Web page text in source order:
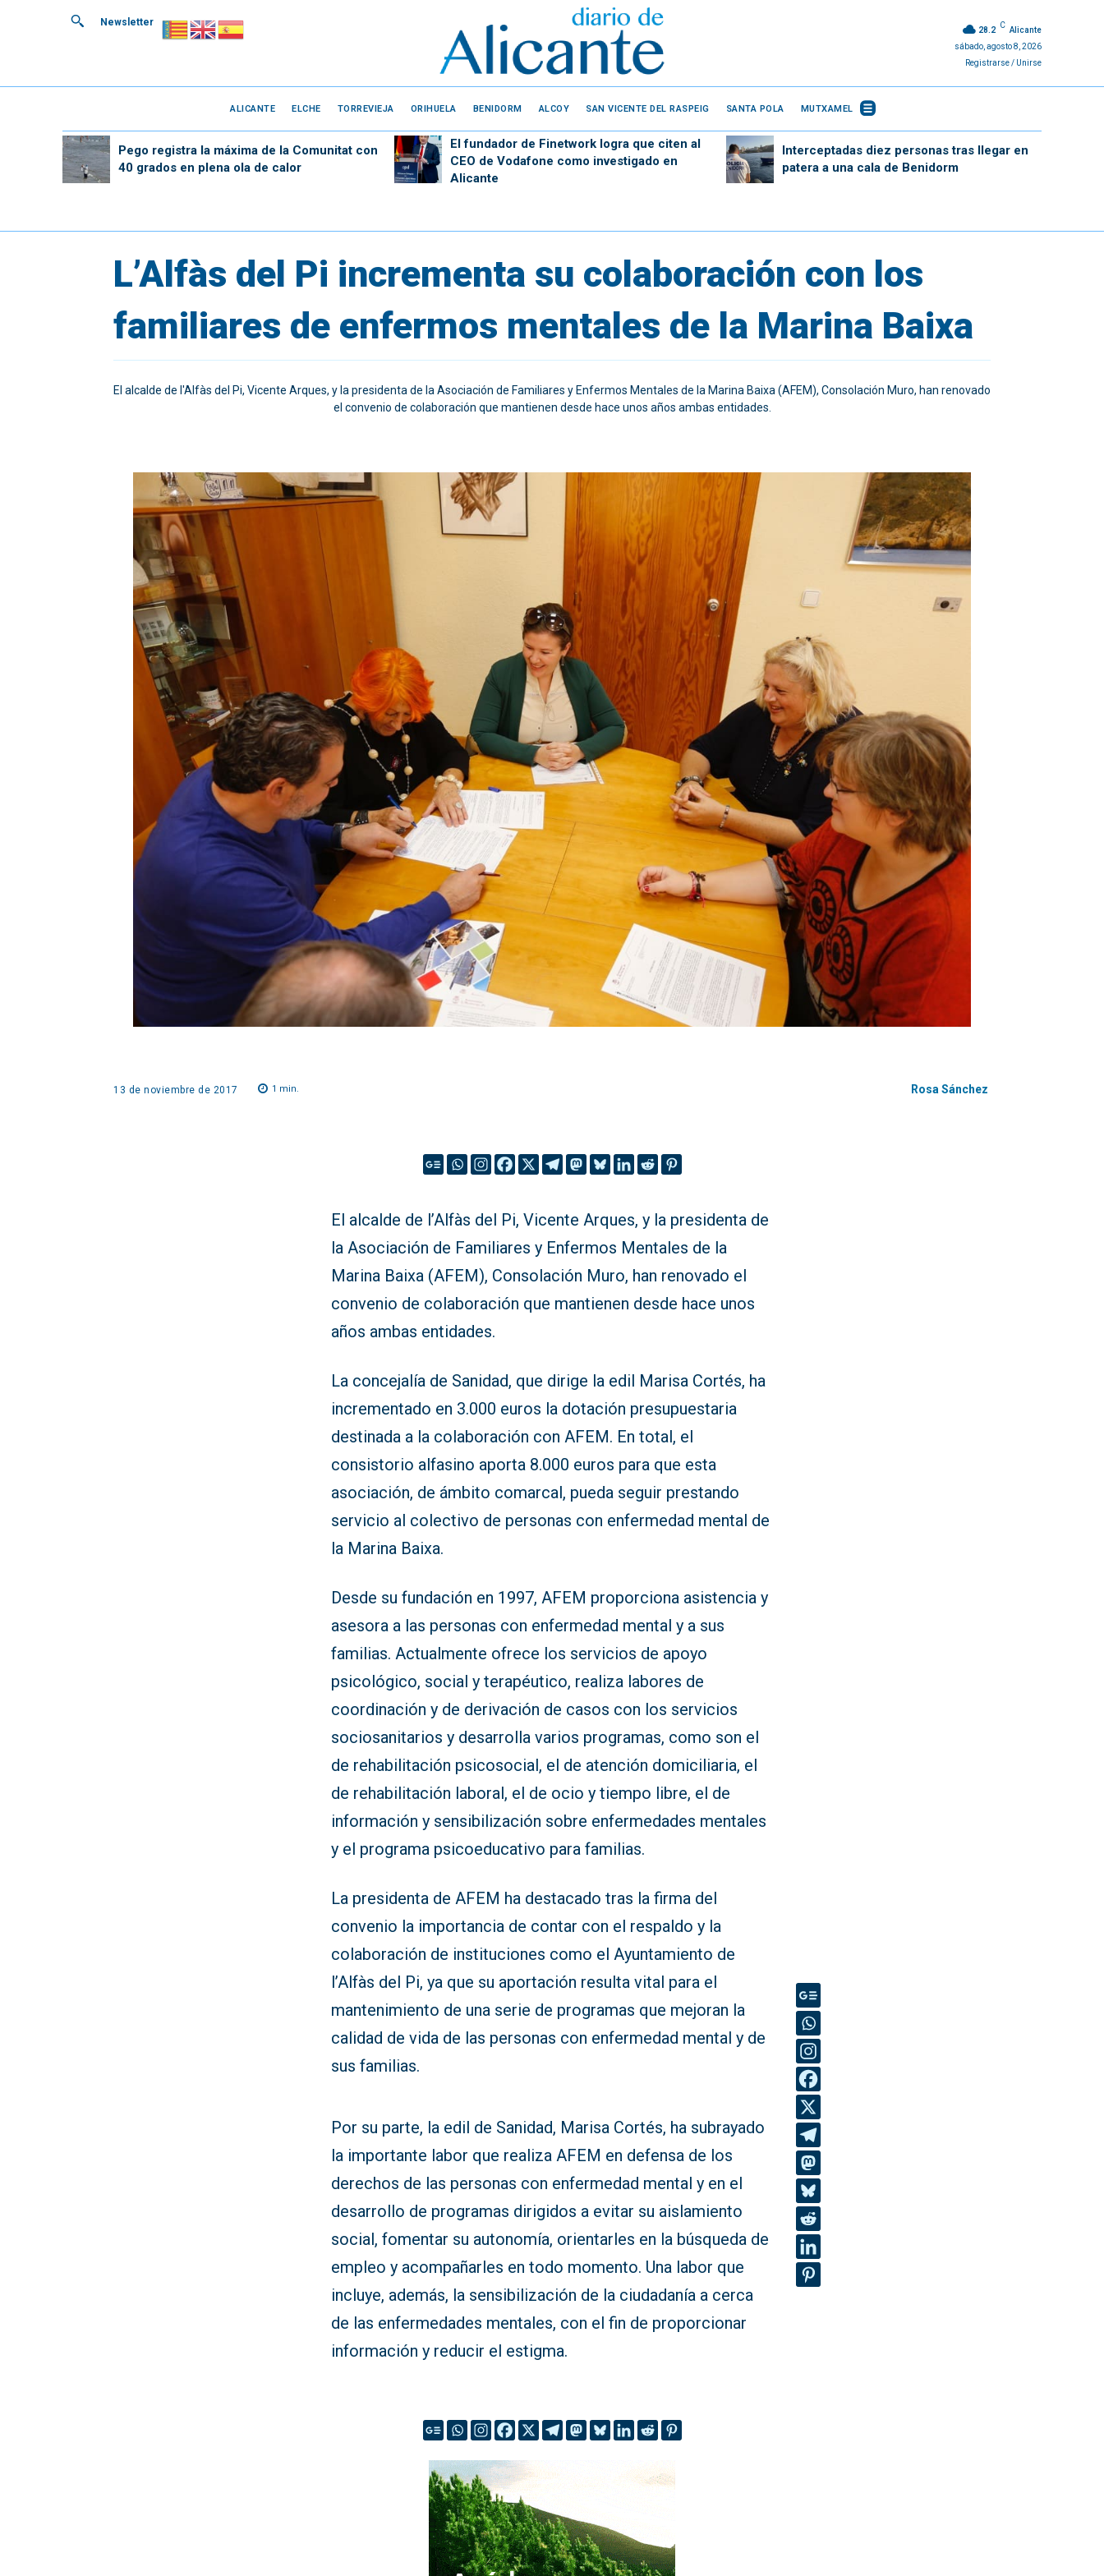
Newsletter
28.2
C
Alicante
sábado, agosto 8, 2026
Registrarse / Unirse
ALICANTE ELCHE TORREVIEJA ORIHUELA BENIDORM ALCOY SAN VICENTE DEL RASPEIG SANTA POLA MUTXAMEL
Pego registra la máxima de la Comunitat con
40 grados en plena ola de calor
El fundador de Finetwork logra que citen al
CEO de Vodafone como investigado en
Alicante
Interceptadas diez personas tras llegar en
patera a una cala de Benidorm
L’Alfàs del Pi incrementa su colaboración con los
familiares de enfermos mentales de la Marina Baixa
El alcalde de l'Alfàs del Pi, Vicente Arques, y la presidenta de la Asociación de Familiares y Enfermos Mentales de la Marina Baixa (AFEM), Consolación Muro, han renovado
el convenio de colaboración que mantienen desde hace unos años ambas entidades.
13 de noviembre de 2017 1 min. Rosa Sánchez
El alcalde de l’Alfàs del Pi, Vicente Arques, y la presidenta de
la Asociación de Familiares y Enfermos Mentales de la
Marina Baixa (AFEM), Consolación Muro, han renovado el
convenio de colaboración que mantienen desde hace unos
años ambas entidades.
La concejalía de Sanidad, que dirige la edil Marisa Cortés, ha
incrementado en 3.000 euros la dotación presupuestaria
destinada a la colaboración con AFEM. En total, el
consistorio alfasino aporta 8.000 euros para que esta
asociación, de ámbito comarcal, pueda seguir prestando
servicio al colectivo de personas con enfermedad mental de
la Marina Baixa.
Desde su fundación en 1997, AFEM proporciona asistencia y
asesora a las personas con enfermedad mental y a sus
familias. Actualmente ofrece los servicios de apoyo
psicológico, social y terapéutico, realiza labores de
coordinación y de derivación de casos con los servicios
sociosanitarios y desarrolla varios programas, como son el
de rehabilitación psicosocial, el de atención domiciliaria, el
de rehabilitación laboral, el de ocio y tiempo libre, el de
información y sensibilización sobre enfermedades mentales
y el programa psicoeducativo para familias.
La presidenta de AFEM ha destacado tras la firma del
convenio la importancia de contar con el respaldo y la
colaboración de instituciones como el Ayuntamiento de
l’Alfàs del Pi, ya que su aportación resulta vital para el
mantenimiento de una serie de programas que mejoran la
calidad de vida de las personas con enfermedad mental y de
sus familias.
Por su parte, la edil de Sanidad, Marisa Cortés, ha subrayado
la importante labor que realiza AFEM en defensa de los
derechos de las personas con enfermedad mental y en el
desarrollo de programas dirigidos a evitar su aislamiento
social, fomentar su autonomía, orientarles en la búsqueda de
empleo y acompañarles en todo momento. Una labor que
incluye, además, la sensibilización de la ciudadanía a cerca
de las enfermedades mentales, con el fin de proporcionar
información y reducir el estigma.